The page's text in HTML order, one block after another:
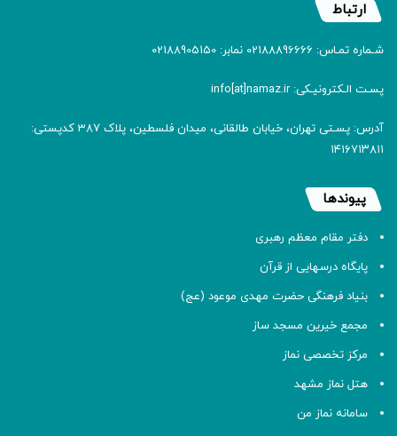
ارتباط
شـماره تمـاس: 02188896666 نمابر: 02188905150
پسـت الـکترونیـکی: info[at]namaz.ir
آدرس: پسـتی تهران، خیابان طالقانی، میدان فلسطین، پلاک 387 کدپستی:
۱۴۱۶۷۱۳۸۱۱
پیوندها
دفتر مقام معظم رهبری
پایگاه درسهایی از قرآن
بنیاد فرهنگی حضرت مهدی موعود (عج)
مجمع خیرین مسجد ساز
مرکز تخصصی نماز
هتل نماز مشهد
سامانه نماز من